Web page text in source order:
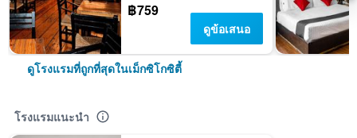
฿759
ดูข้อเสนอ
ดูโรงแรมที่ถูกที่สุดในเม็กซิโกซิตี้
โรงแรมแนะนำ